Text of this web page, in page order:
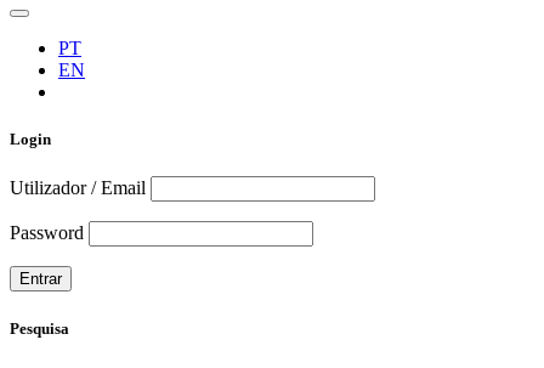
PT
EN
Login
Utilizador / Email
Password
Pesquisa